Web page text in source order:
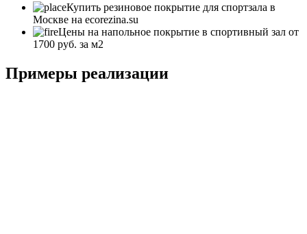
Купить резиновое покрытие для спортзала в
Москве на ecorezina.su
Цены на напольное покрытие в спортивный зал от
1700 руб. за м2
Примеры реализации